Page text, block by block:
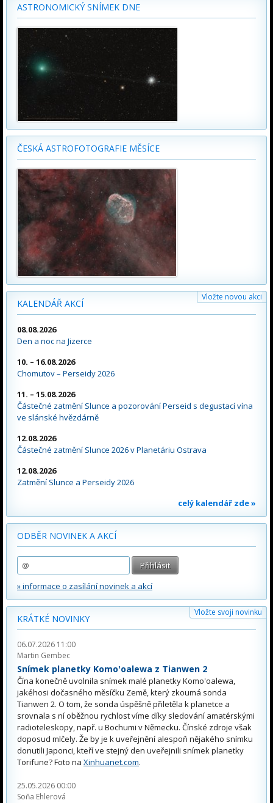
ASTRONOMICKÝ SNÍMEK DNE
ČESKÁ ASTROFOTOGRAFIE MĚSÍCE
KALENDÁŘ AKCÍ
Vložte novou akci
08.08.2026
Den a noc na Jizerce
10. – 16.08.2026
Chomutov – Perseidy 2026
11. – 15.08.2026
Částečné zatmění Slunce a pozorování Perseid s degustací vína
ve slánské hvězdárně
12.08.2026
Částečné zatmění Slunce 2026 v Planetáriu Ostrava
12.08.2026
Zatmění Slunce a Perseidy 2026
celý kalendář zde »
ODBĚR NOVINEK A AKCÍ
» informace o zasílání novinek a akcí
Vložte svoji novinku
KRÁTKÉ NOVINKY
06.07.2026 11:00
Martin Gembec
Snímek planetky Komo'oalewa z Tianwen 2
Čína konečně uvolnila snímek malé planetky Komo'oalewa,
jakéhosi dočasného měsíčku Země, který zkoumá sonda
Tianwen 2. O tom, že sonda úspěšně přiletěla k planetce a
srovnala s ní oběžnou rychlost víme díky sledování amatérskými
radioteleskopy, např. u Bochumi v Německu. Čínské zdroje však
doposud mlčely. Že by je k uveřejnění alespoň nějakého snímku
donutili Japonci, kteří ve stejný den uveřejnili snímek planetky
Torifune? Foto na Xinhuanet.com.
25.05.2026 00:00
Soňa Ehlerová